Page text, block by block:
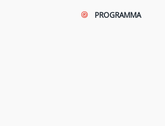
PROGRAMMA